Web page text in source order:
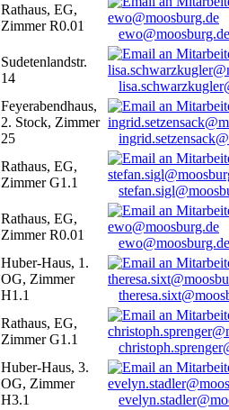
Rathaus, EG,
Zimmer R0.01
ewo@moosburg.de
Sudetenlandstr.
14
Feyerabendhaus,
2. Stock, Zimmer
25
Rathaus, EG,
Zimmer G1.1
Rathaus, EG,
Zimmer R0.01
ewo@moosburg.de
Huber-Haus, 1.
OG, Zimmer
H1.1
Rathaus, EG,
Zimmer G1.1
Huber-Haus, 3.
OG, Zimmer
H3.1